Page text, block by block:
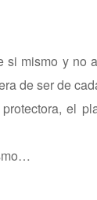
si mismo y no
de ser de
el